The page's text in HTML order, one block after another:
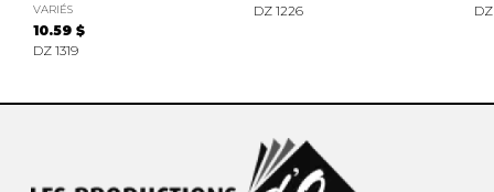
VARIÉS
10.59 $
DZ 1319
DZ 1226